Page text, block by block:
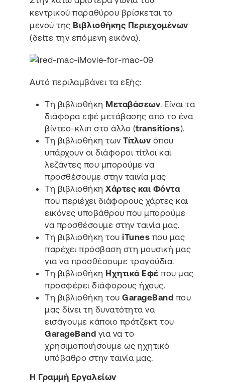
κεντρικού παραθύρου βρίσκεται το
μενού της Βιβλιοθήκης Περιεχομένων
(δείτε την επόμενη εικόνα).
Αυτό περιλαμβάνει τα εξής:
Τη βιβλιοθήκη Μεταβάσεων. Είναι τα
διάφορα εφέ μετάβασης από το ένα
βίντεο-κλιπ στο άλλο (transitions).
Τη βιβλιοθήκη τωνΤίτλων όπου
υπάρχουν οι διάφοροι τίτλοι και
λεζάντες που μπορούμε να
προσθέσουμε στην ταινία μας
Τη βιβλιοθήκηΧάρτες και Φόντα
που περιέχει διάφορους χάρτες και
εικόνες υποβάθρου που μπορούμε
να προσθέσουμε στην ταινία μας.
Τη βιβλιοθήκη τουiTunes που μας
παρέχει πρόσβαση στη μουσική μας
για να προσθέσουμε τραγούδια.
Τη βιβλιοθήκη Ηχητικά Εφέ που μας
προσφέρει διάφορους ήχους.
Τη βιβλιοθήκη τουGarageBand που
μας δίνει τη δυνατότητα να
εισάγουμε κάποιο πρότζεκτ του
GarageBand για να το
χρησιμοποιήσουμε ως ηχητικό
υπόβαθρο στην ταινία μας.
Η Γραμμή Εργαλείων